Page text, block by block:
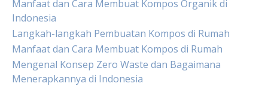
Manfaat dan Cara Membuat Kompos Organik di
Indonesia
Langkah-langkah Pembuatan Kompos di Rumah
Manfaat dan Cara Membuat Kompos di Rumah
Mengenal Konsep Zero Waste dan Bagaimana
Menerapkannya di Indonesia